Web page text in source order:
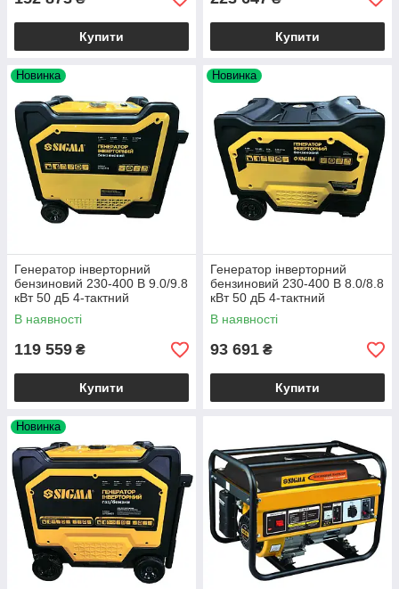
Купити Купити
Новинка
Генератор інверторний
бензиновий 230-400 В 9.0/9.8
кВт 50 дБ 4-тактний
електрозапуск TM SIGMA
В наявності
119 559 ₴
Купити
Новинка
Генератор інверторний
бензиновий 230-400 В 8.0/8.8
кВт 50 дБ 4-тактний
електрозапуск TM SIGMA
В наявності
93 691 ₴
Купити
Новинка